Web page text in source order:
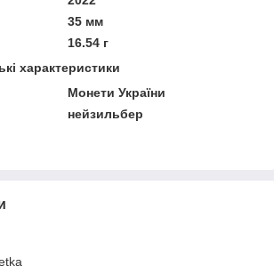
35 мм
16.54 г
характеристики
Монети України
нейзильбер